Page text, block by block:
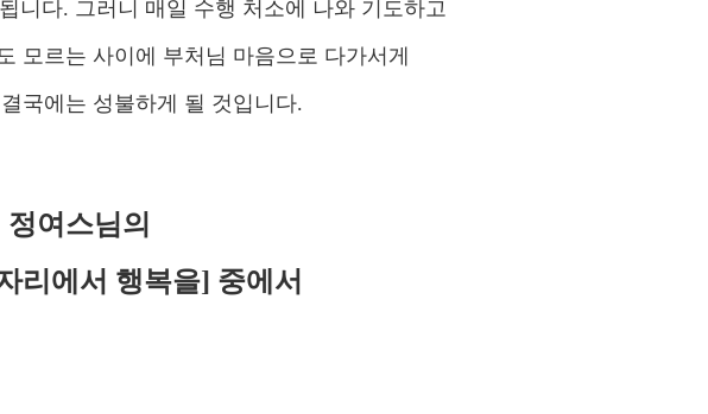
니다. 그러니 매일 수행 처소에 나와 기도하고
모르는 사이에 부처님 마음으로 다가서게
국에는 성불하게 될 것입니다.
정여스님의
리에서 행복을] 중에서